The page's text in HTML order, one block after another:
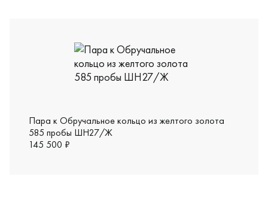
Пара к Обручальное кольцо из желтого золота
585 пробы ШН27/Ж
145 500 ₽